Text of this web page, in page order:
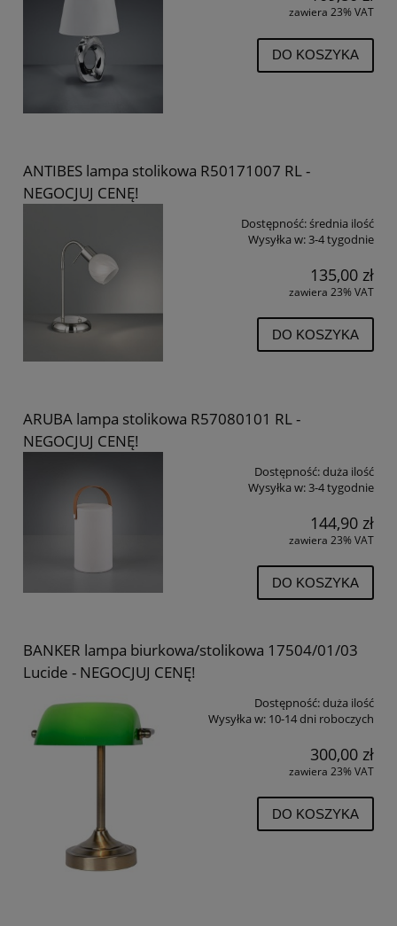
zawiera 23% VAT
DO KOSZYKA
ANTIBES lampa stolikowa R50171007 RL -
NEGOCJUJ CENĘ!
Dostępność:średnia ilość
Wysyłka w:3-4 tygodnie
135,00 zł
zawiera 23% VAT
DO KOSZYKA
ARUBA lampa stolikowa R57080101 RL -
NEGOCJUJ CENĘ!
Dostępność:duża ilość
Wysyłka w:3-4 tygodnie
144,90 zł
zawiera 23% VAT
DO KOSZYKA
BANKER lampa biurkowa/stolikowa 17504/01/03
Lucide - NEGOCJUJ CENĘ!
Dostępność:duża ilość
Wysyłka w: 10-14 dni roboczych
300,00 zł
zawiera 23% VAT
DO KOSZYKA